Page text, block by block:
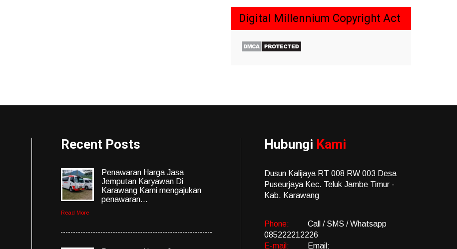
Digital Millennium Copyright Act
Recent Posts
Penawaran Harga Jasa
Jemputan Karyawan Di
Karawang Kami mengajukan
penawaran...
Read More
Hubungi Kami
Dusun Kalijaya RT 008 RW 003 Desa
Puseurjaya Kec. Teluk Jambe Timur -
Kab. Karawang
Phone:
Call / SMS / Whatsapp
085222212226
E-mail:
Email: